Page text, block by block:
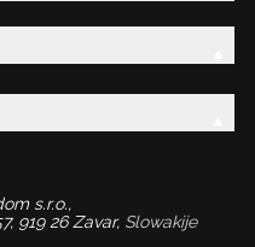
s.r.o.,
919 26 Zavar, Slowakije